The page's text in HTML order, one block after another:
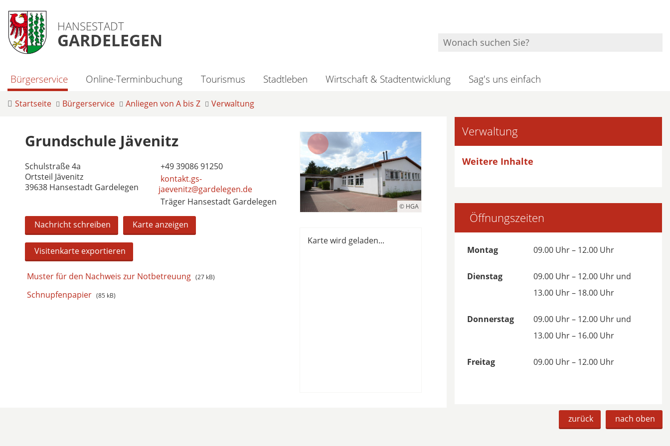
HANSESTADT
GARDELEGEN
Bürgerservice Online-Terminbuchung Tourismus Stadtleben Wirtschaft & Stadtentwicklung Sag's uns einfach
Startseite Bürgerservice Anliegen von A bis Z Verwaltung
Grundschule Jävenitz
Schulstraße 4a
Ortsteil Jävenitz
39638 Hansestadt Gardelegen
+49 39086 91250
kontakt.gs-
jaevenitz@gardelegen.de
Träger Hansestadt Gardelegen
Nachricht schreiben Karte anzeigen
Visitenkarte exportieren
Muster für den Nachweis zur Notbetreuung (27 kB)
Schnupfenpapier (85 kB)
© HGA
Karte wird geladen...
Verwaltung
Weitere Inhalte
Öffnungszeiten
Montag 09.00 Uhr – 12.00 Uhr
Dienstag
09.00 Uhr – 12.00 Uhr und
13.00 Uhr – 18.00 Uhr
Donnerstag
09.00 Uhr – 12.00 Uhr und
13.00 Uhr – 16.00 Uhr
Freitag 09.00 Uhr – 12.00 Uhr
zurück nach oben